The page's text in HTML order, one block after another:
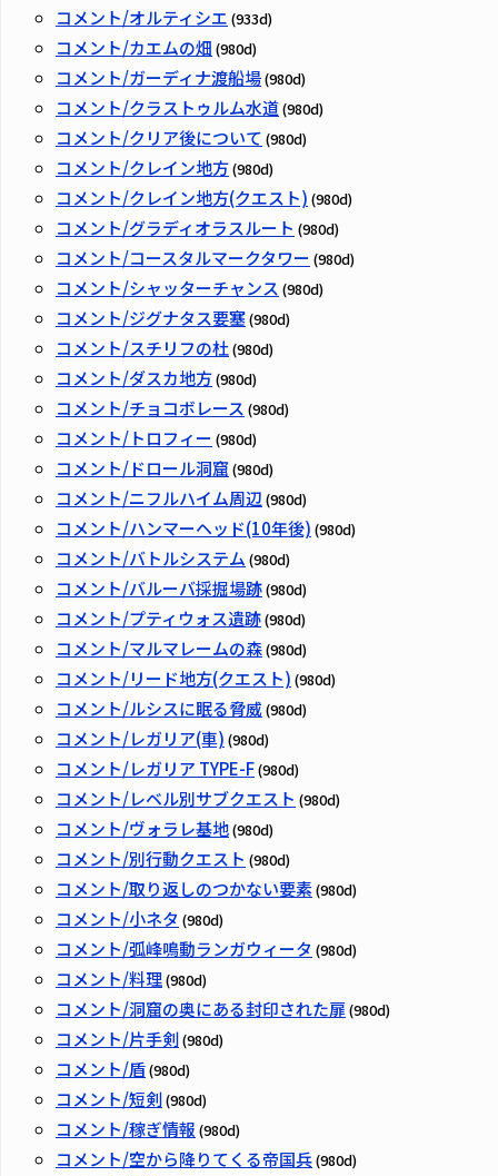
コメント/オルティシエ (933d)
コメント/カエムの畑 (980d)
コメント/ガーディナ渡船場(980d)
コメント/クラストゥルム水道(980d)
コメント/クリア後について (980d)
コメント/クレイン地方(980d)
コメント/クレイン地方(クエスト) (980d)
コメント/グラディオラスルート (980d)
コメント/コースタルマークタワー (980d)
コメント/シャッターチャンス (980d)
コメント/ジグナタス要塞(980d)
コメント/スチリフの杜(980d)
コメント/ダスカ地方(980d)
コメント/チョコボレース (980d)
コメント/トロフィー (980d)
コメント/ドロール洞窟(980d)
コメント/ニフルハイム周辺 (980d)
コメント/ハンマーヘッド(10年後) (980d)
コメント/バトルシステム (980d)
コメント/バルーバ採掘場跡(980d)
コメント/プティウォス遺跡(980d)
コメント/マルマレームの森(980d)
コメント/リード地方(クエスト) (980d)
コメント/ルシスに眠る脅威(980d)
コメント/レガリア(車) (980d)
コメント/レガリア TYPE-F(980d)
コメント/レベル別サブクエスト (980d)
コメント/ヴォラレ基地(980d)
コメント/別行動クエスト (980d)
コメント/取り返しのつかない要素(980d)
コメント/小ネタ (980d)
コメント/弧峰鳴動ランガウィータ (980d)
コメント/料理(980d)
コメント/洞窟の奥にある封印された扉 (980d)
コメント/片手剣(980d)
コメント/盾(980d)
コメント/短剣(980d)
コメント/稼ぎ情報 (980d)
コメント/空から降りてくる帝国兵(980d)